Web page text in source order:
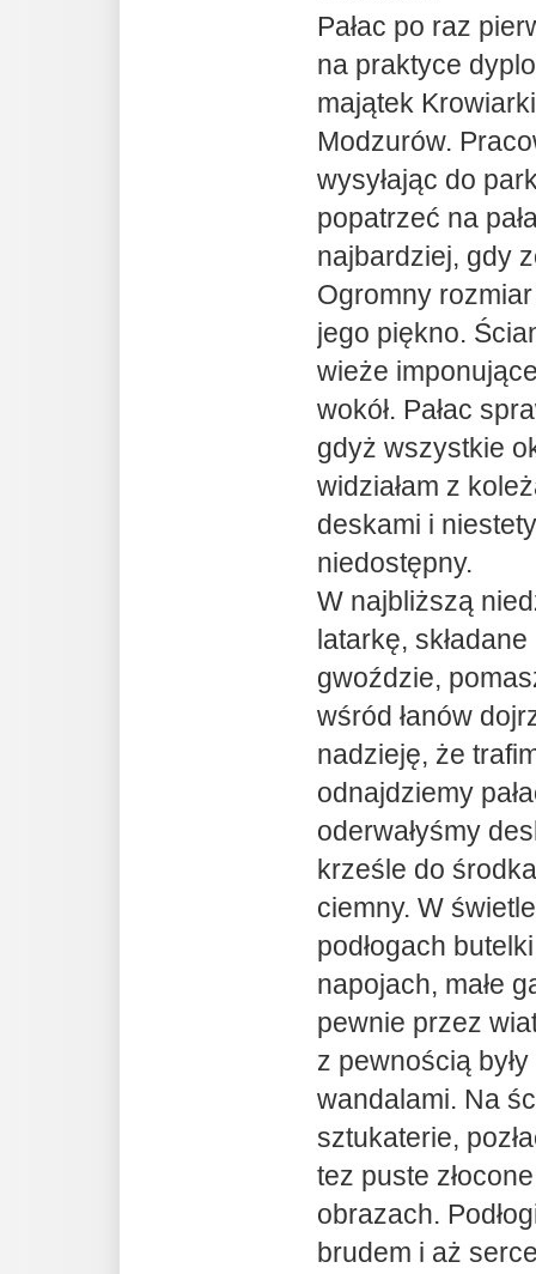
Pałac po raz
na praktyce
majątek
Modzurów.
wysyłając do
popatrzeć na
najbardziej, gdy
Ogromny
jego piękno.
wieże
wokół. Pałac
gdyż wszystkie
widziałam z
deskami i
niedostępny.
W najbliższą
latarkę, składane
gwoździe,
wśród łanów
nadzieję, że
odnajdziemy
oderwałyśmy
krześle do
ciemny. W
podłogach
napojach, małe
pewnie przez
z pewnością
wandalami. Na
sztukaterie,
tez puste
obrazach.
brudem i aż